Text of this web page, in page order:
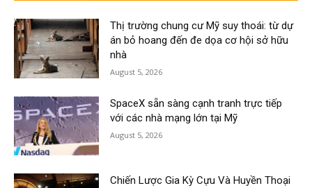
Thị trường chung cư Mỹ suy thoái: từ dự
án bỏ hoang đến đe dọa cơ hội sở hữu
nhà
August 5, 2026
SpaceX sẵn sàng cạnh tranh trực tiếp
với các nhà mạng lớn tại Mỹ
August 5, 2026
Chiến Lược Gia Kỳ Cựu Và Huyền Thoại